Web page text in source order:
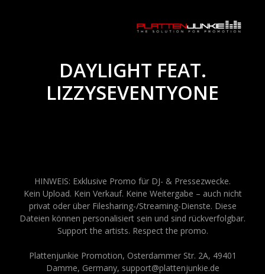
DAYLIGHT FEAT.
LIZZYSEVENTYONE
HINWEIS: Exklusive Promo für DJ- & Pressezwecke.
Kein Upload. Kein Verkauf. Keine Weitergabe – auch nicht
privat oder über Filesharing-/Streaming-Dienste. Diese
Dateien können personalisiert sein und sind rückverfolgbar.
Support the artists. Respect the promo.
Plattenjunkie Promotion, Osterdammer Str. 2A, 49401
Damme, Germany, support@plattenjunkie.de